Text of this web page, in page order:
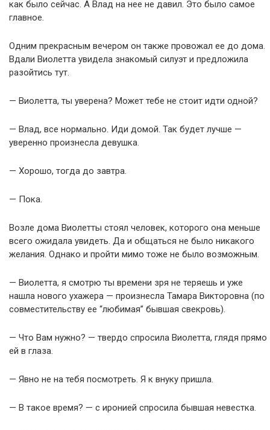
как было сейчас. А Влад на нее не давил. Это было самое
главное.
Одним прекрасным вечером он также провожал ее до дома.
Вдали Виолетта увидела знакомый силуэт и предложила
разойтись тут.
— Виолетта, ты уверена? Может тебе не стоит идти одной?
— Влад, все нормально. Иди домой. Так будет лучше —
уверенно произнесла девушка.
— Хорошо, тогда до завтра.
— Пока.
Возле дома Виолетты стоял человек, которого она меньше
всего ожидала увидеть. Да и общаться не было никакого
желания. Однако и пройти мимо тоже не было возможным.
— Виолетта, я смотрю ты времени зря не теряешь и уже
нашла нового ухажера — произнесла Тамара Викторовна (по
совместительству ее “любимая” бывшая свекровь).
— Что Вам нужно? — твердо спросила Виолетта, глядя прямо
ей в глаза.
— Явно не на тебя посмотреть. Я к внуку пришла.
— В такое время? — с иронией спросила бывшая невестка.